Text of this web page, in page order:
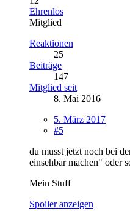
Ehrenlos
Mitglied
Reaktionen
25
Beiträge
147
Mitglied seit
8. Mai 2016
5. März 2017
#5
du musst jetzt noch bei
einsehbar machen" oder
Mein Stuff
Spoiler anzeigen